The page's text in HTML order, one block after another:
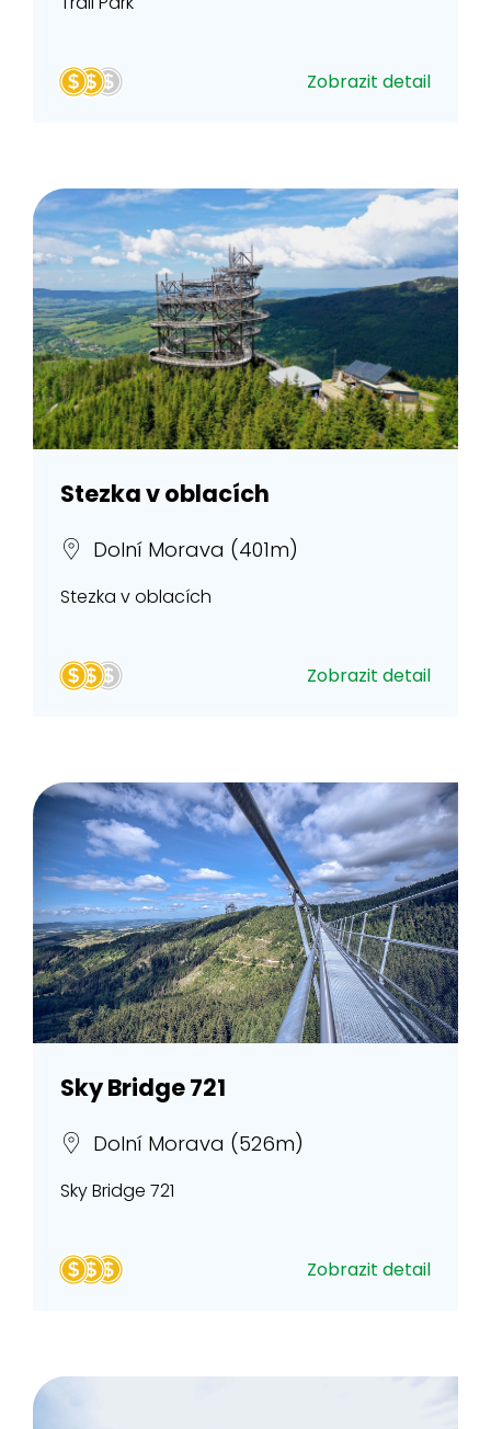
Zobrazit detail
Stezka v oblacích
Dolní Morava (401m)
Stezka v oblacích
Zobrazit detail
Sky Bridge 721
Dolní Morava (526m)
Sky Bridge 721
Zobrazit detail